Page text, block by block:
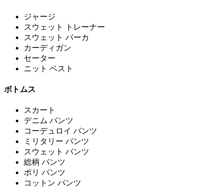
ジャージ
スウェット トレーナー
スウェット パーカ
カーディガン
セーター
ニット ベスト
ボトムス
スカート
デニム パンツ
コーデュロイ パンツ
ミリタリー パンツ
スウェット パンツ
総柄 パンツ
ポリ パンツ
コットン パンツ